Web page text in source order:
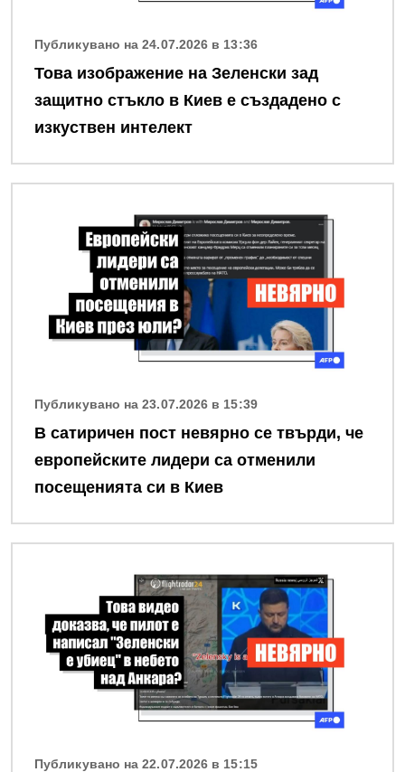
Публикувано на 24.07.2026 в 13:36
Това изображение на Зеленски зад
защитно стъкло в Киев е създадено с
изкуствен интелект
Публикувано на 23.07.2026 в 15:39
В сатиричен пост невярно се твърди, че
европейските лидери са отменили
посещенията си в Киев
Публикувано на 22.07.2026 в 15:15